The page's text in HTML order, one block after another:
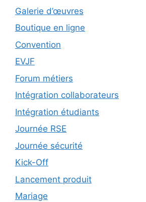
Galerie d’œuvres
Boutique en ligne
Convention
EVJF
Forum métiers
Intégration collaborateurs
Intégration étudiants
Journée RSE
Journée sécurité
Kick-Off
Lancement produit
Mariage